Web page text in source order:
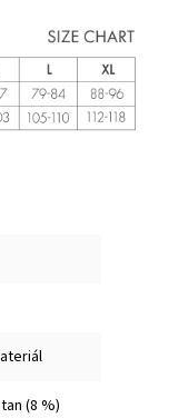
(8 %)